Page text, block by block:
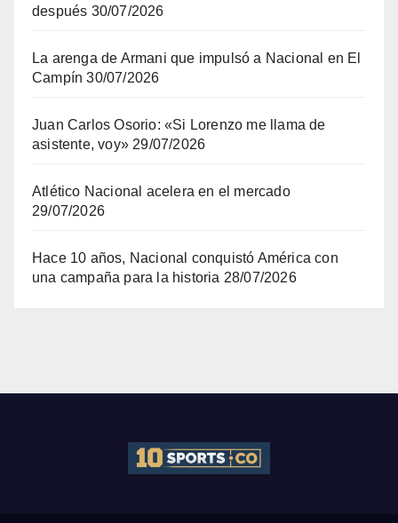
después 30/07/2026
La arenga de Armani que impulsó a Nacional en El
Campín 30/07/2026
Juan Carlos Osorio: «Si Lorenzo me llama de
asistente, voy» 29/07/2026
Atlético Nacional acelera en el mercado
29/07/2026
Hace 10 años, Nacional conquistó América con
una campaña para la historia 28/07/2026